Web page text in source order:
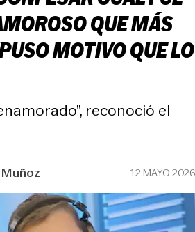
QUE MÁS
MOTIVO QUE LO
reconoció el
12 MAYO 2026